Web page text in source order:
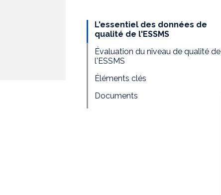
L'essentiel des données de
qualité de l'ESSMS
Évaluation du niveau de qualité de
l'ESSMS
Éléments clés
Documents